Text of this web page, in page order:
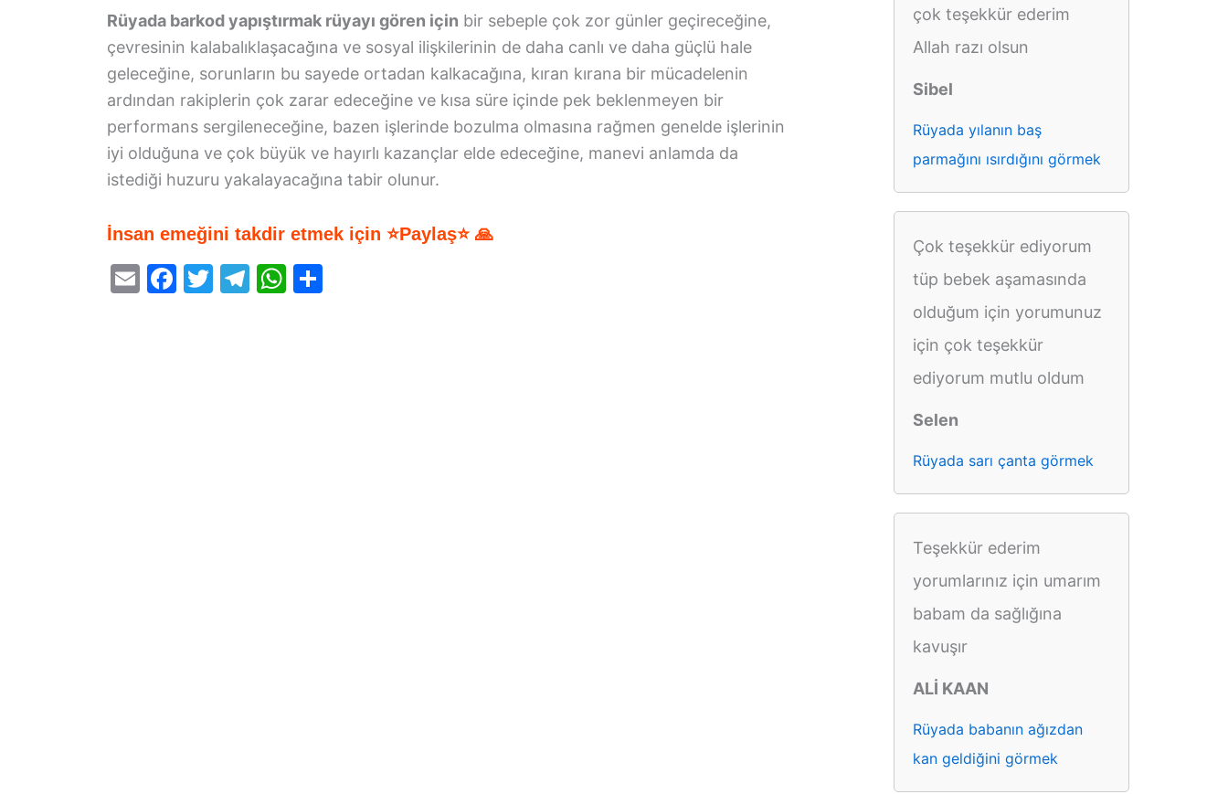
Rüyada barkod yapıştırmak rüyayı gören için bir sebeple çok zor günler geçireceğine,
çevresinin kalabalıklaşacağına ve sosyal ilişkilerinin de daha canlı ve daha güçlü hale
geleceğine, sorunların bu sayede ortadan kalkacağına, kıran kırana bir mücadelenin
ardından rakiplerin çok zarar edeceğine ve kısa süre içinde pek beklenmeyen bir
performans sergileneceğine, bazen işlerinde bozulma olmasına rağmen genelde işlerinin
iyi olduğuna ve çok büyük ve hayırlı kazançlar elde edeceğine, manevi anlamda da
istediği huzuru yakalayacağına tabir olunur.
İnsan emeğini takdir etmek için ⭐Paylaş⭐ 🙏
E
F
T
T
W
çok teşekkür ederim
Allah razı olsun
Sibel
Rüyada yılanın baş
parmağını ısırdığını görmek
Çok teşekkür ediyorum
tüp bebek aşamasında
olduğum için yorumunuz
için çok teşekkür
ediyorum mutlu oldum
Selen
Rüyada sarı çanta görmek
Teşekkür ederim
yorumlarınız için umarım
babam da sağlığına
kavuşır
ALİ KAAN
Rüyada babanın ağızdan
kan geldiğini görmek